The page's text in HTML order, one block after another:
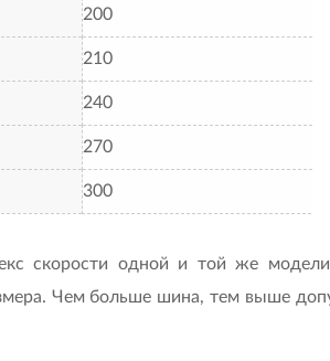
200
210
240
270
300
скорости одной и той же
Чем больше шина, тем выше